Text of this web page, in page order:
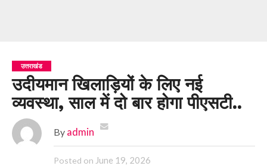
उत्तराखंड
उदीयमान खिलाड़ियों के लिए नई
व्यवस्था, साल में दो बार होगा पीएसटी..
By admin
Posted on June 19, 2026